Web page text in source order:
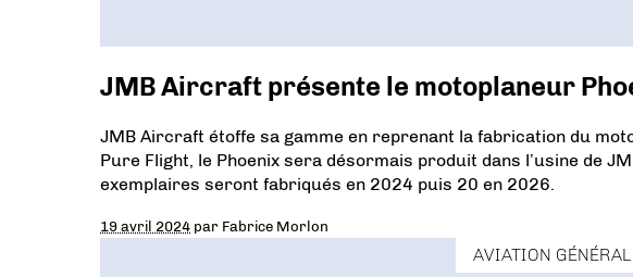
JMB Aircraft présente le motoplaneur
JMB Aircraft étoffe sa gamme en reprenant la fabrication du
Pure Flight, le Phoenix sera désormais produit dans l’usine de
exemplaires seront fabriqués en 2024 puis 20 en 2026.
19 avril 2024 par Fabrice Morlon
AVIATION